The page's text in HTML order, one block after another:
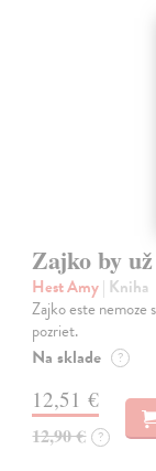
Zajko by
Hest Amy| Kniha
Zajko este nemoze
pozriet.
Na sklade ?
12,51 €
12,90 € ?